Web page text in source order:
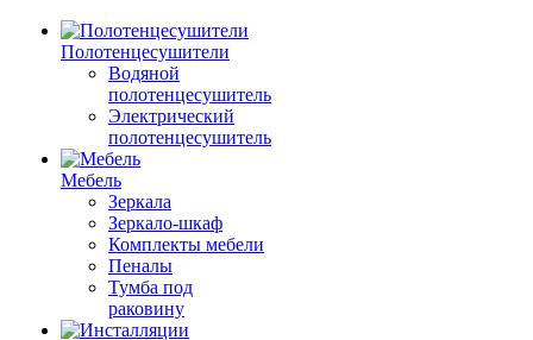
Полотенцесушители
Водяной
полотенцесушитель
Электрический
полотенцесушитель
Мебель
Зеркала
Зеркало-шкаф
Комплекты мебели
Пеналы
Тумба под
раковину